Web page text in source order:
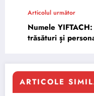
Articolul următor
Numele
trăsături și
ARTICOLE